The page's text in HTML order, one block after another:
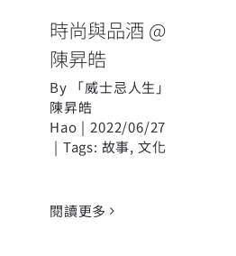
時尚與品酒 @
陳昇皓
By
「威士忌人生」
陳昇皓
Hao | 2022/06/27
| Tags: 故事, 文化
閱讀更多